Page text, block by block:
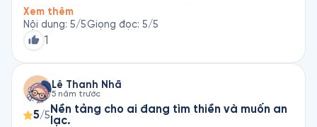
hành sự an lạc, bình an và hạnh phúc trong cuộc sống
gấp gáp của xã hội hiện tại
Xem thêm
Nội dung: 5/5Giọng đọc: 5/5
1
Lê Thanh Nhã
5 năm trước
5/5 Nền tảng cho ai đang tìm thiền và muốn an
lạc.